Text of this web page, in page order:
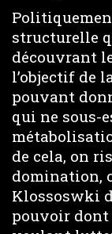
structurelle
découvrant
l’objectif de
pouvant
qui ne sous-
de cela, on
domination,
Klossoswki
pouvoir dont